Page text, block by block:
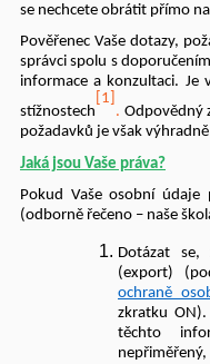
se nechcete obrátit přímo
Pověřenec Vaše dotazy,
správci spolu s
informace a konzultaci. Je
stížnostech
[1]
. Odpovědný
požadavků je však
Jaká jsou Vaše práva?
Pokud Vaše osobní údaje
(odborně řečeno – naše
Dotázat
(export)
ochraně
zkratku
těchto